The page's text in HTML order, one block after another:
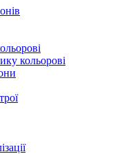
кольорові